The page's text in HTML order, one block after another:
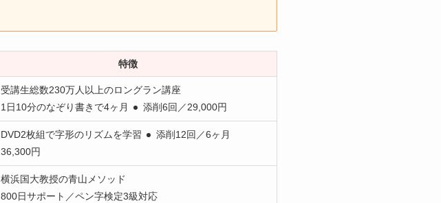
特徴
受講生総数230万人以上のロングラン講座
1日10分のなぞり書きで4ヶ月
添削6回／29,000円
DVD2枚組で字形のリズムを学習
添削12回／6ヶ月
36,300円
横浜国大教授の青山メソッド
800日サポート／ペン字検定3級対応